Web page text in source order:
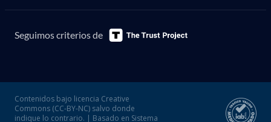
Seguimos criterios de
Contenidos bajo licencia Creative
Commons (CC-BY-NC) salvo donde
indique lo contrario. | Basado en Sistema